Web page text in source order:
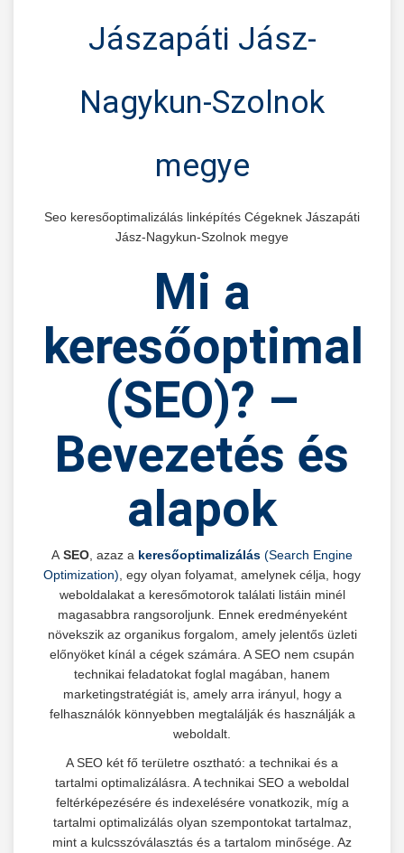
Jászapáti Jász-
Nagykun-Szolnok
megye
Seo keresőoptimalizálás linképítés Cégeknek Jászapáti
Jász-Nagykun-Szolnok megye
Mi a
(SEO)? –
Bevezetés és
alapok
A SEO , azaz a keresőoptimalizálás (Search Engine
Optimization) , egy olyan folyamat, amelynek célja, hogy
weboldalakat a keresőmotorok találati listáin minél
magasabbra rangsoroljunk. Ennek eredményeként
növekszik az organikus forgalom, amely jelentős üzleti
előnyöket kínál a cégek számára. A SEO nem csupán
technikai feladatokat foglal magában, hanem
marketingstratégiát is, amely arra irányul, hogy a
felhasználók könnyebben megtalálják és használják a
weboldalt.
A SEO két fő területre osztható: a technikai és a
tartalmi optimalizálásra. A technikai SEO a weboldal
feltérképezésére és indexelésére vonatkozik, míg a
tartalmi optimalizálás olyan szempontokat tartalmaz,
mint a kulcsszóválasztás és a tartalom minősége. Az